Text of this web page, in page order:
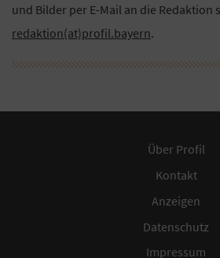
und Bilder per E-Mail an die Redaktion
redaktion(at)profil.bayern.
Über Profil
Kontakt
Anzeigen
Datenschutz
Impressum